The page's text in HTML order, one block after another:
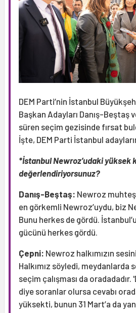
DEM Parti’nin İstanbul
Başkan Adayları Danış-Beştaş
süren seçim gezisinde fırsat
İşte, DEM Parti İstanbul
*İstanbul Newroz’udaki yüksek
değerlendiriyorsunuz?
Danış-Beştaş: Newroz
en görkemli Newroz’uydu, biz
Bunu herkes de gördü.
gücünü herkes gördü.
Çepni: Newroz halkımızın
Halkımız söyledi, meydanlarda
seçim çalışması da oradadadır.
diye soranlar olursa cevabı
yüksekti, bunun 31 Mart’a da